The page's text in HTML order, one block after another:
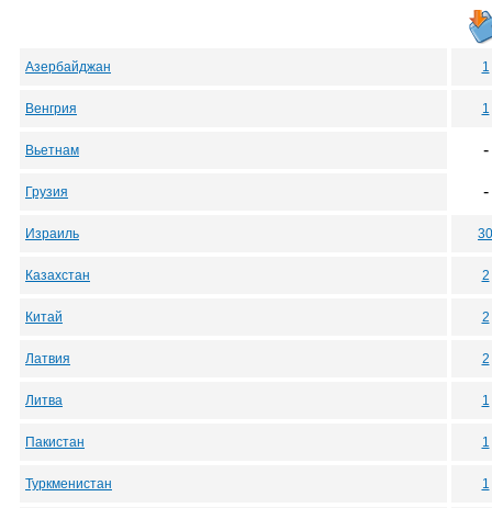
Азербайджан 1
Венгрия 1
Вьетнам -
Грузия -
Израиль 30
Казахстан 2
Китай 2
Латвия 2
Литва 1
Пакистан 1
Туркменистан 1